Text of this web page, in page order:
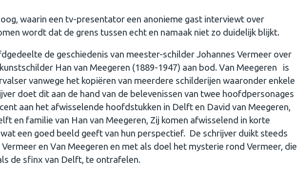
waarin een tv-presentator een anonieme gast interviewt over
wordt dat de grens tussen echt en namaak niet zo duidelijk blijkt.
de geschiedenis van meester-schilder Johannes Vermeer over
Han van Meegeren (1889-1947) aan bod. Van Meegeren is
vanwege het kopiëren van meerdere schilderijen waaronder enkele
doet dit aan de hand van de belevenissen van twee hoofdpersonages
aan het afwisselende hoofdstukken in Delft en David van Meegeren,
en familie van Han van Meegeren, Zij komen afwisselend in korte
een goed beeld geeft van hun perspectief. De schrijver duikt steeds
en Van Meegeren en met als doel het mysterie rond Vermeer, die
de sfinx van Delft, te ontrafelen.